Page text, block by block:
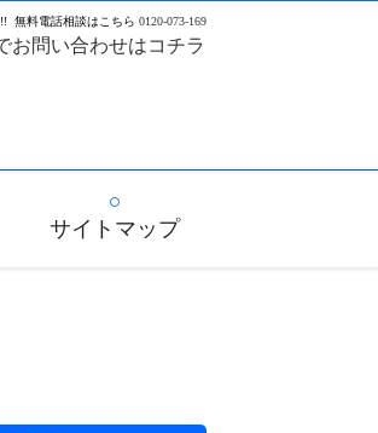
無料電話相談はこちら 0120-073-169
お問い合わせはコチラ
サイトマップ